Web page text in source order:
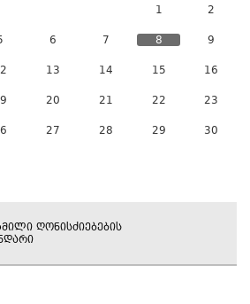
1 2
6 7 8 9
13 14 15 16
20 21 22 23
27 28 29 30
ღონისძიებების